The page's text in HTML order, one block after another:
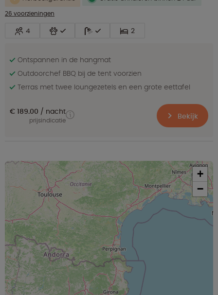
26 voorzieningen
4 2
Ontspannen in de hangmat
Outdoorchef BBQ bij de tent voorzien
Terras met twee loungezetels en een grote eettafel
€ 189.00 nacht
prijsindicatie Bekijk
+
−